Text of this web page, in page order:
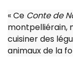
« Ce Conte de
montpelliérain,
cuisiner des
animaux de la